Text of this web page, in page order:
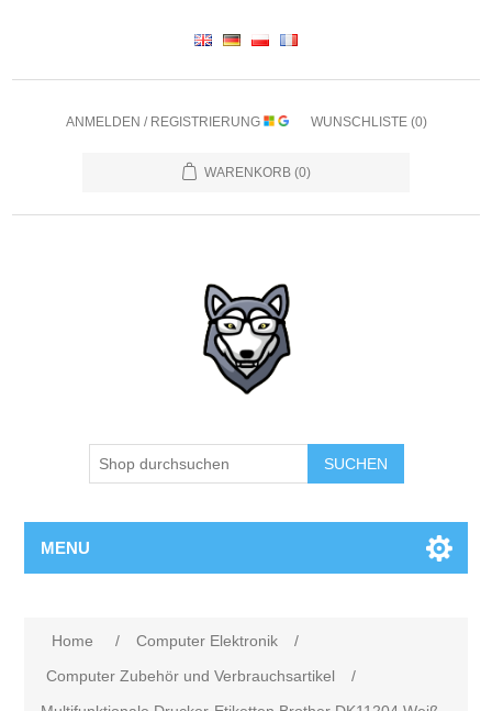
ANMELDEN / REGISTRIERUNG WUNSCHLISTE (0)
WARENKORB (0)
SUCHEN
MENU
Home / Computer Elektronik
/
Computer Zubehör und Verbrauchsartikel
/